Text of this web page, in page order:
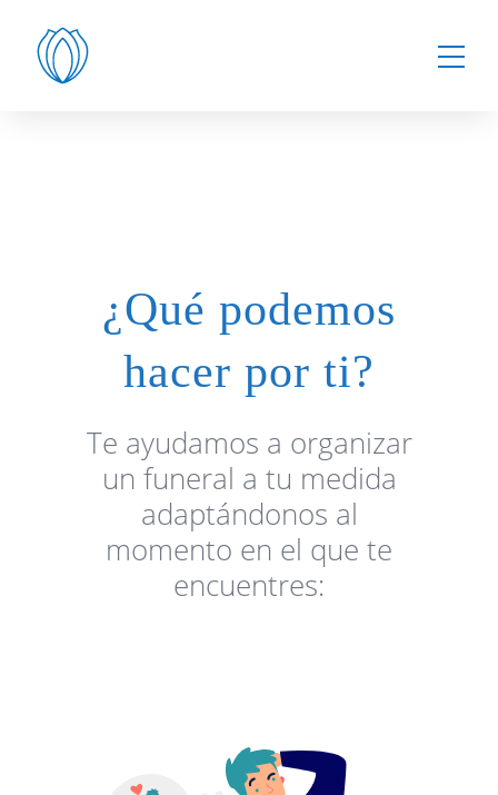
¿Qué podemos
hacer por ti?
Te ayudamos a organizar
un funeral a tu medida
adaptándonos al
momento en el que te
encuentres: